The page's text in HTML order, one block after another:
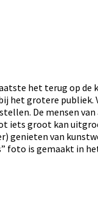
het terug op
het grotere
De mensen
groot kan
genieten van
foto is gemaakt